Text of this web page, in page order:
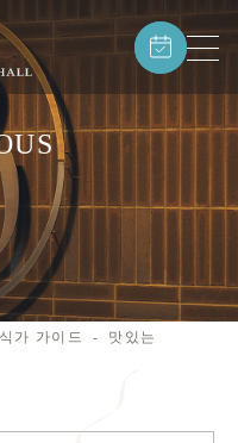
가 가이드 맛있는